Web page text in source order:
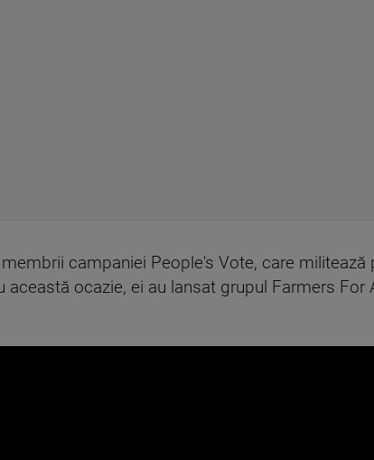
campaniei People's Vote, care militează
această ocazie, ei au lansat grupul Farmers For